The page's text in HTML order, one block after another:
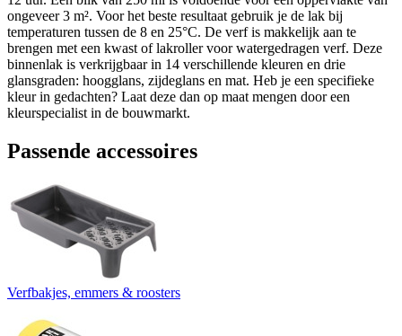
ongeveer 3 m². Voor het beste resultaat gebruik je de lak bij
temperaturen tussen de 8 en 25°C. De verf is makkelijk aan te
brengen met een kwast of lakroller voor watergedragen verf. Deze
binnenlak is verkrijgbaar in 14 verschillende kleuren en drie
glansgraden: hoogglans, zijdeglans en mat. Heb je een specifieke
kleur in gedachten? Laat deze dan op maat mengen door een
kleurspecialist in de bouwmarkt.
Passende accessoires
Verfbakjes, emmers & roosters